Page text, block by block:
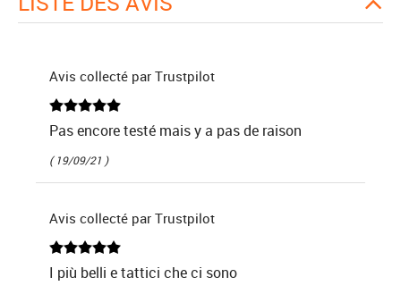
Avis collecté par Trustpilot
Pas encore testé mais y a pas de raison
( 19/09/21 )
Avis collecté par Trustpilot
I più belli e tattici che ci sono